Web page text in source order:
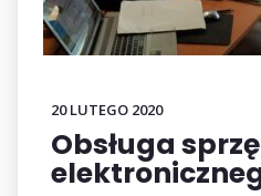
20 LUTEGO 2020
Obsługa